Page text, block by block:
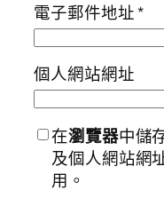
電子郵件地址*
個人網站網址
在瀏覽器中儲
及個人網站網
用。